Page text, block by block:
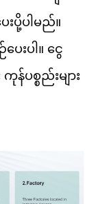
းပို့ပါမည်။
ေးပါ။ ငွေ
န်ပစ္စည်းများ